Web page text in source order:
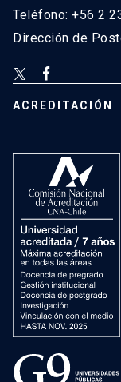
Teléfono: +56 2
Dirección de
ACREDITACIÓN